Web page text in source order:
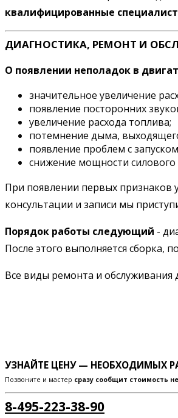
квалифицированные
ДИАГНОСТИКА, РЕМОНТ И
О появлении неполадок в
значительное увеличение
появление посторонних
увеличение расхода топлива;
потемнение дыма,
появление проблем с
снижение мощности силового
При появлении первых признаков
консультации и записи мы
Порядок работы следующий -
После этого выполняется сборка,
Все виды ремонта и обслуживания
УЗНАЙТЕ ЦЕНУ — НЕОБХОДИМЫХ
Позвоните и мастер сразу сообщит стоимость
8-495-223-38-90